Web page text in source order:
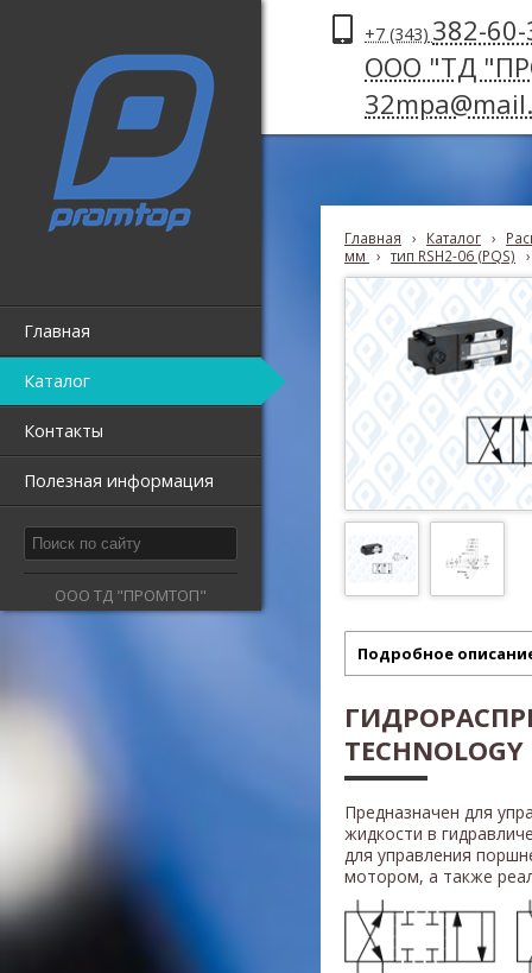
Главная
Каталог
Контакты
Полезная информация
ООО ТД "ПРОМТОП"
+7 (343) 382-
ООО "ТД
Главная › Каталог ›
мм
› тип RSH2-06 (PQS) ›
Подробное
Предназначен для
жидкости в
для управления
мотором, а также